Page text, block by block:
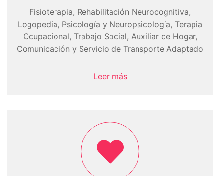
Fisioterapia, Rehabilitación Neurocognitiva,
Logopedia, Psicología y Neuropsicología, Terapia
Ocupacional, Trabajo Social, Auxiliar de Hogar,
Comunicación y Servicio de Transporte Adaptado
Leer más